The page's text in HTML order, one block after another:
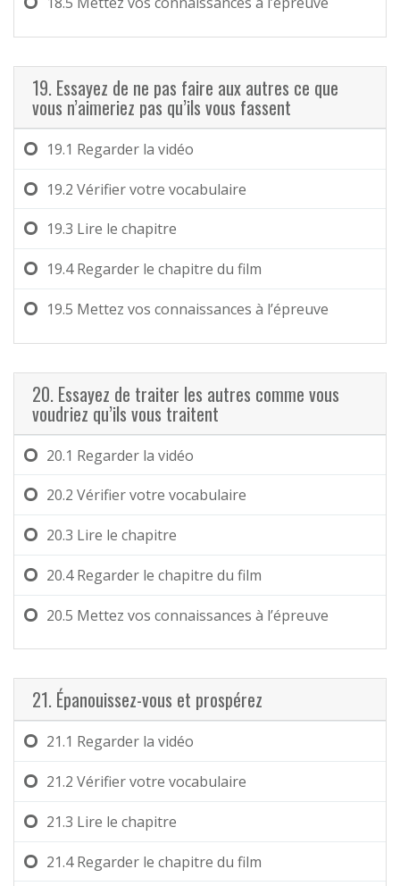
19. Essayez de ne pas faire aux autres ce que
vous n’aimeriez pas qu’ils vous fassent
19.1 Regarder la vidéo
19.2 Vérifier votre vocabulaire
19.3 Lire le chapitre
19.4Regarder le chapitre du film
19.5 Mettez vos connaissances à l’épreuve
20. Essayez de traiter les autres comme vous
voudriez qu’ils vous traitent
20.1 Regarder la vidéo
20.2 Vérifier votre vocabulaire
20.3 Lire le chapitre
20.4Regarder le chapitre du film
20.5 Mettez vos connaissances à l’épreuve
21. Épanouissez-vous et prospérez
21.1 Regarder la vidéo
21.2 Vérifier votre vocabulaire
21.3 Lire le chapitre
21.4Regarder le chapitre du film